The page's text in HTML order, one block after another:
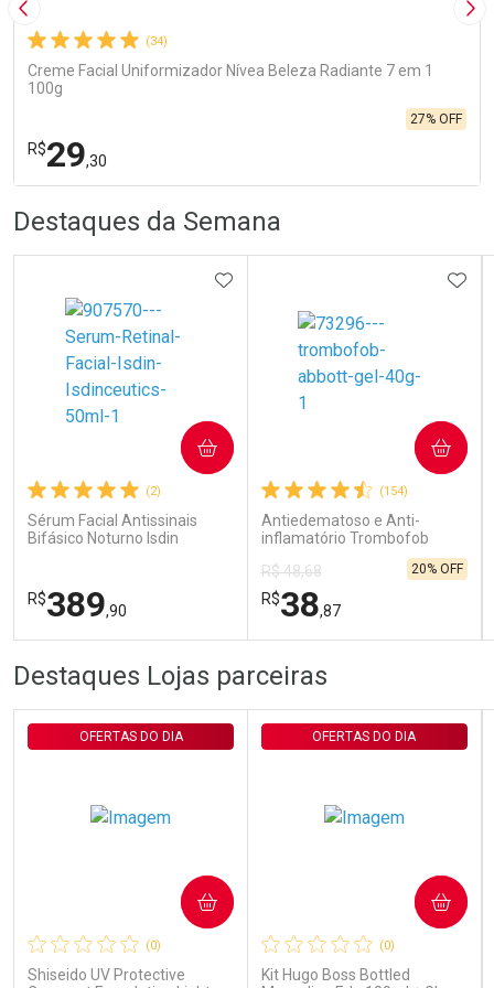
Imagem Anterior
(34)
Creme Facial Uniformizador Nívea Beleza Radiante 7 em 1
100g
R$29,30
27% OFF
Laboratório
Comprar sem Desconto
Por R$ 29,30/cada
Por Menos
Comprar sem Desconto
Por R$ 29,30/cada
Destaques da Semana
(2)
Sérum Facial Antissinais
Bifásico Noturno Isdin
R$389,90
ADICIONAR AOS FAVORITOS
COMPRAR
FECHAR
Laboratório
Comprar sem Desconto
FECHAR
Por Menos
Comprar sem Desconto
(154)
Antiedematoso e Anti-
inflamatório Trombofob
R$ 48,68
R$38,87
20% OFF
COMPRAR
Comprar sem Desconto
Por Menos
Comprar sem Desconto
Destaques Lojas parceiras
(0)
Shiseido UV Protective
OFERTAS DO DIA
COMPRAR
(0)
Kit Hugo Boss Bottled
OFERTAS DO DIA
COMPRAR